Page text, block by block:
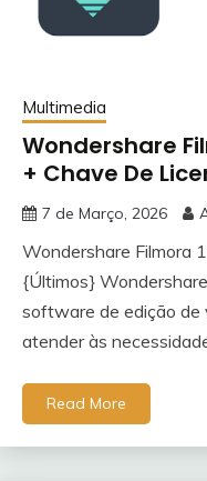
Multimedia
Wondershare
+ Chave De
7 de Março, 2026
Wondershare Filmora
{Últimos}
software de edição de
atender às
Read More